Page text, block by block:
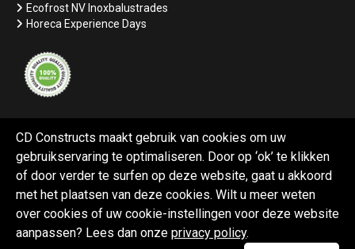
CD Constructs maakt gebruik van cookies om uw
gebruikservaring te optimaliseren. Door op ‘ok’ te klikken
of door verder te surfen op deze website, gaat u akkoord
met het plaatsen van deze cookies. Wilt u meer weten
over cookies of uw cookie-instellingen voor deze website
aanpassen? Lees dan onze privacy policy.
Ecofrost NV Inoxbalustrades
Horeca Experience Days
Referenties Nieuws Vacatures
Webdesign Black Lion